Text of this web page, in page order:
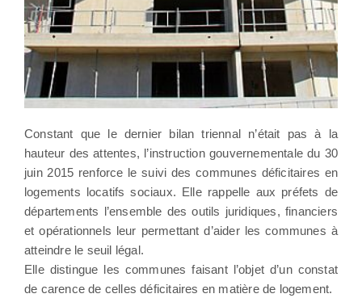
Constant que le dernier bilan triennal n’était pas à la
hauteur des attentes, l’instruction gouvernementale du 30
juin 2015 renforce le suivi des communes déficitaires en
logements locatifs sociaux. Elle rappelle aux préfets de
départements l’ensemble des outils juridiques, financiers
et opérationnels leur permettant d’aider les communes à
atteindre le seuil légal.
Elle distingue les communes faisant l’objet d’un constat
de carence de celles déficitaires en matière de logement.